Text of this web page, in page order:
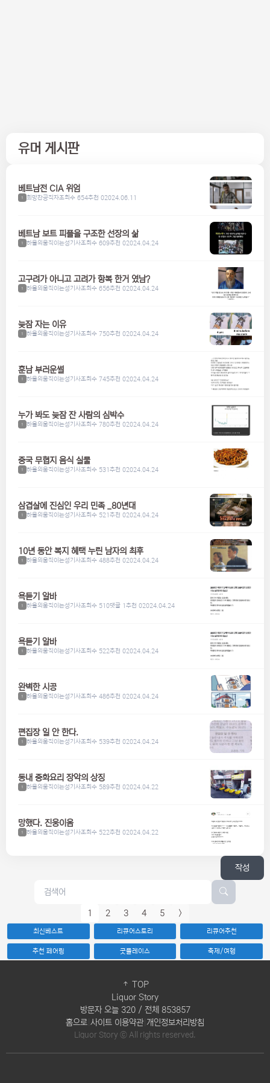
유머 게시판
베트남전 CIA 위엄
1 희망찬공직자조회수 654추천 02024.06.11
베트남 보트 피플을 구조한 선장의 삶
1 하울의움직이는성기사조회수 609추천 02024.04.24
고구려가 아니고 고려가 항복 한거 였남?
1 하울의움직이는성기사조회수 656추천 02024.04.24
늦잠 자는 이유
1 하울의움직이는성기사조회수 750추천 02024.04.24
훈남 부러운썰
1 하울의움직이는성기사조회수 745추천 02024.04.24
누가 봐도 늦잠 잔 사람의 심박수
1 하울의움직이는성기사조회수 780추천 02024.04.24
중국 무협지 음식 실물
1 하울의움직이는성기사조회수 531추천 02024.04.24
삼겹살에 진심인 우리 민족 _80년대
1 하울의움직이는성기사조회수 521추천 02024.04.24
10년 동안 복지 혜택 누린 남자의 최후
1 하울의움직이는성기사조회수 488추천 02024.04.24
욕듣기 알바
1 하울의움직이는성기사조회수 510댓글 1추천 02024.04.24
욕듣기 알바
1 하울의움직이는성기사조회수 522추천 02024.04.24
완벽한 시공
1 하울의움직이는성기사조회수 486추천 02024.04.24
편집장 일 안 한다.
1 하울의움직이는성기사조회수 539추천 02024.04.24
동내 중화요리 장악의 상징
1 하울의움직이는성기사조회수 589추천 02024.04.22
망했다. 진웅이옴
1 하울의움직이는성기사조회수 522추천 02024.04.22
작성
1 2 3 4 5 >
최신베스트 리큐어스토리 리큐어추천
추천 페어링 굿플레이스 축제/여행
Liquor Story
TOP
방문자 오늘 320 / 전체 853857
홈으로 사이트 이용약관| 개인정보처리방침
Liquor Story ⓒ All rights reserved.